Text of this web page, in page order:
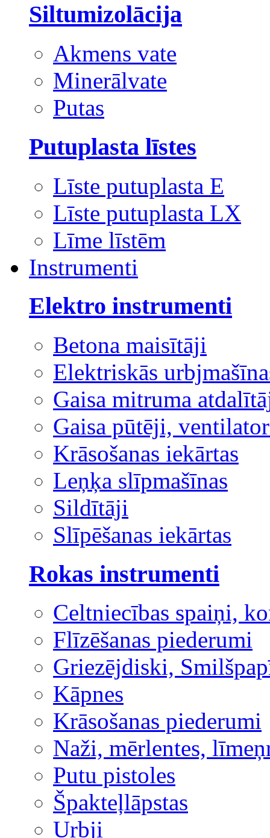
Siltumizolācija
Akmens vate
Minerālvate
Putas
Putuplasta līstes
Līste putuplasta E
Līste putuplasta LX
Līme līstēm
Instrumenti
Elektro instrumenti
Betona maisītāji
Elektriskās
Gaisa mitruma
Gaisa pūtēji,
Krāsošanas iekārtas
Leņķa slīpmašīnas
Sildītāji
Slīpēšanas iekārtas
Rokas instrumenti
Celtniecības spaiņi,
Flīzēšanas piederumi
Griezējdiski,
Kāpnes
Krāsošanas piederumi
Naži, mērlentes,
Putu pistoles
Špakteļlāpstas
Urbji